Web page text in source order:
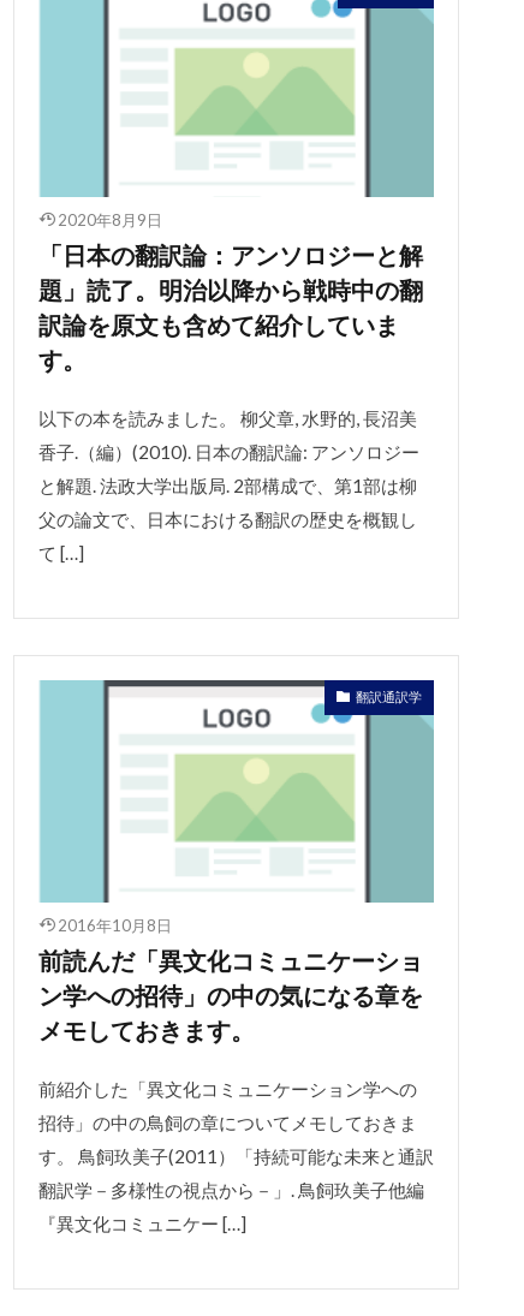
2020年8月9日
「日本の翻訳論：アンソロジーと解
題」読了。明治以降から戦時中の翻
訳論を原文も含めて紹介していま
す。
以下の本を読みました。 柳父章, 水野的, 長沼美
香子.（編）(2010). 日本の翻訳論: アンソロジー
と解題. 法政大学出版局. 2部構成で、第1部は柳
父の論文で、日本における翻訳の歴史を概観し
て […]
翻訳通訳学
2016年10月8日
前読んだ「異文化コミュニケーショ
ン学への招待」の中の気になる章を
メモしておきます。
前紹介した「異文化コミュニケーション学への
招待」の中の鳥飼の章についてメモしておきま
す。 鳥飼玖美子(2011）「持続可能な未来と通訳
翻訳学－多様性の視点から－」. 鳥飼玖美子他編
『異文化コミュニケー […]